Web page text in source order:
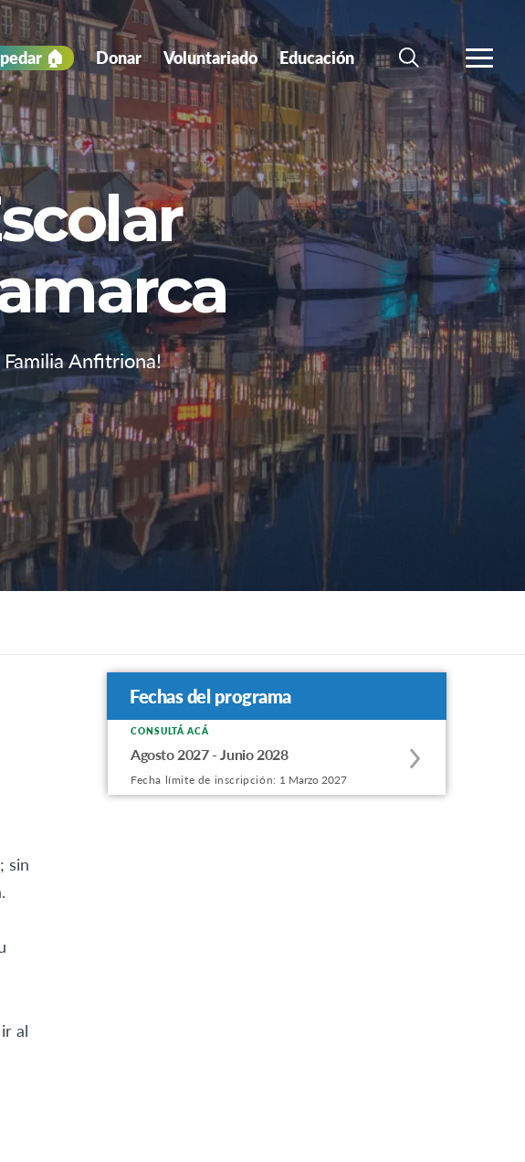
🏠 Donar Voluntariado Educación
BÚSQUEDA
MÁS
Anfitriona!
Fechas del programa
Apply
to
this
CONSULTÁ ACÁ
Agosto 2027 - Junio 2028
Fecha límite de inscripción: 1 Marzo 2027
sin
al